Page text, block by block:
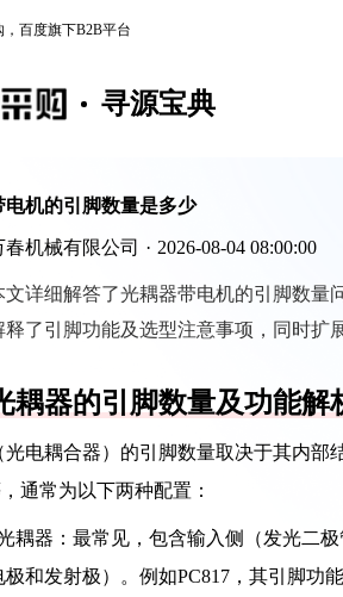
百度旗下B2B平台
寻源宝典
电机的引脚数量是多少
机械有限公司 · 2026-08-04 08:00:00
文详细解答了光耦器带电机的引脚数量
释了引脚功能及选型注意事项，同时扩
耦器的引脚数量及功能解
光电耦合器）的引脚数量取决于其内部
通常为以下两种配置：
耦器：最常见，包含输入侧（发光二
和发射极）。例如PC817，其引脚功能